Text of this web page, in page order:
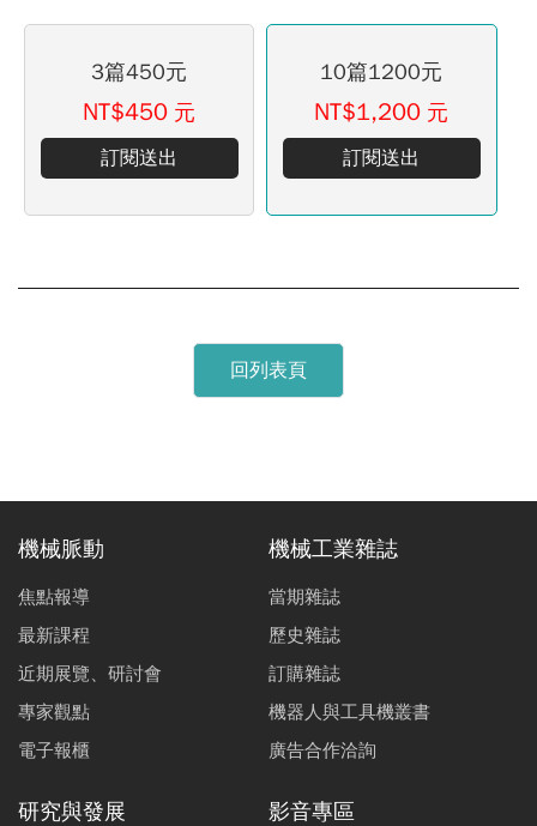
3篇450元
NT$450 元
訂閱送出
10篇1200元
NT$1,200 元
訂閱送出
回列表頁
機械脈動
焦點報導
最新課程
近期展覽、研討會
專家觀點
電子報櫃
機械工業雜誌
當期雜誌
歷史雜誌
訂購雜誌
機器人與工具機叢書
廣告合作洽詢
研究與發展 影音專區